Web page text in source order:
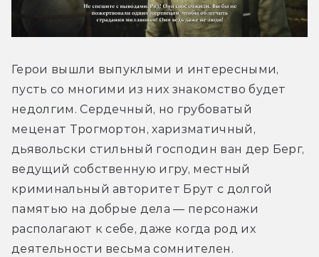
Герои вышли выпуклыми и интересными,
пусть со многими из них знакомство будет
недолгим. Сердечный, но грубоватый
меценат Трогмортон, харизматичный,
дьявольски стильный господин ван дер Берг,
ведущий собственную игру, местный
криминальный авторитет Брут с долгой
памятью на добрые дела — персонажи
располагают к себе, даже когда род их
деятельности весьма сомнителен.